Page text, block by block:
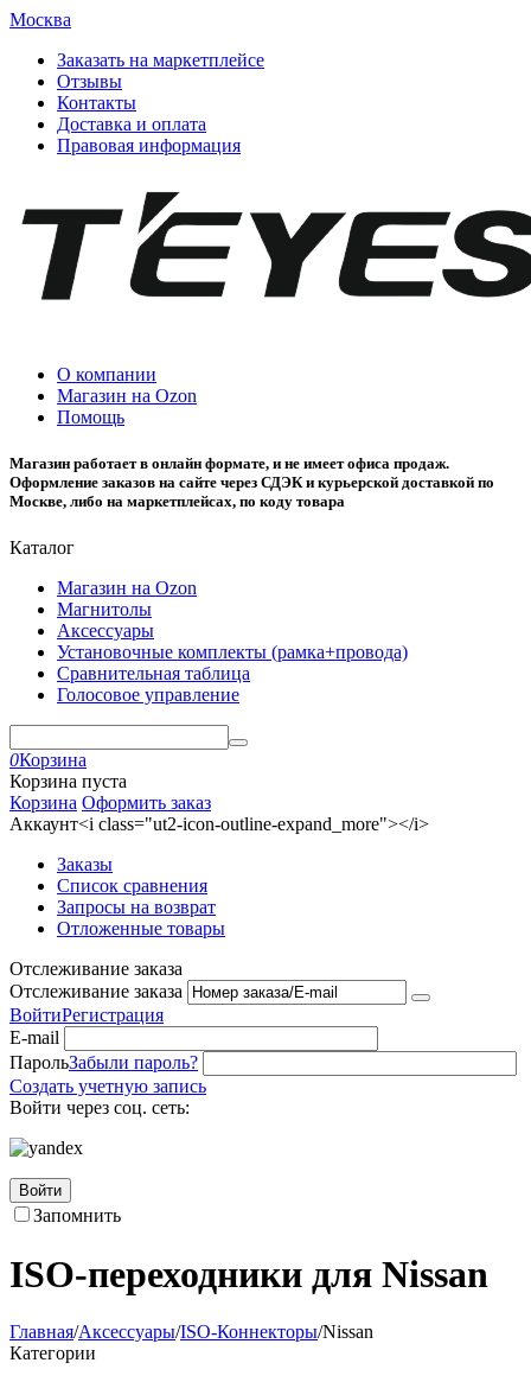
Москва
Заказать на маркетплейсе
Отзывы
Контакты
Доставка и оплата
Правовая информация
О компании
Магазин на Ozon
Помощь
Магазин работает в онлайн формате, и не имеет офиса продаж.
Оформление заказов на сайте через СДЭК и курьерской доставкой по
Москве, либо на маркетплейсах, по коду товара
Каталог
Магазин на Ozon
Магнитолы
Аксессуары
Установочные комплекты (рамка+провода)
Сравнительная таблица
Голосовое управление
0Корзина
Корзина пуста
Корзина Оформить заказ
Аккаунт<i class="ut2-icon-outline-expand_more"></i>
Заказы
Список сравнения
Запросы на возврат
Отложенные товары
Отслеживание заказа
Отслеживание заказа
ВойтиРегистрация
E-mail
ПарольЗабыли пароль?
Создать учетную запись
Войти через соц. сеть:
Войти
Запомнить
ISO-переходники для Nissan
Главная/Аксессуары/ISO-Коннекторы/Nissan
Категории